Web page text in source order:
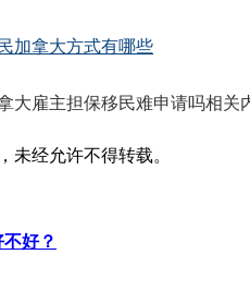
加拿大方式有哪些
大雇主担保移民难申请吗相关
未经允许不得转载。
好？